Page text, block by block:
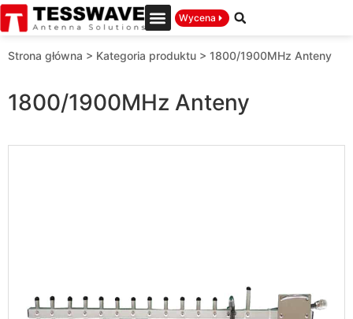
Wycena
Strona główna > Kategoria produktu > 1800/1900MHz Anteny
1800/1900MHz Anteny